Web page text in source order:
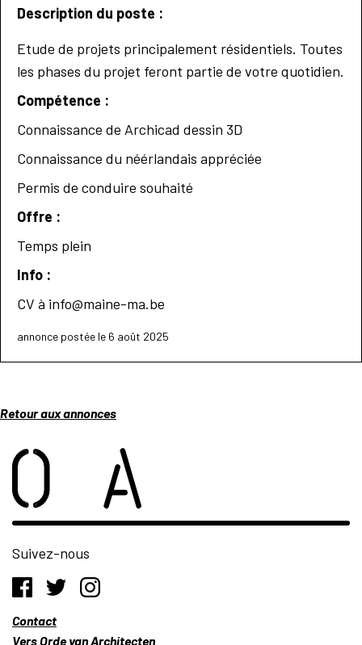
Description du poste :
Etude de projets principalement résidentiels. Toutes
les phases du projet feront partie de votre quotidien.
Compétence :
Connaissance de Archicad dessin 3D
Connaissance du néérlandais appréciée
Permis de conduire souhaité
Offre :
Temps plein
Info :
CV à info@maine-ma.be
annonce postée le 6 août 2025
Retour aux annonces
Suivez-nous
Contact
Vers Orde van Architecten